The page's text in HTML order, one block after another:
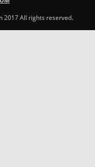
2017 All rights reserved.